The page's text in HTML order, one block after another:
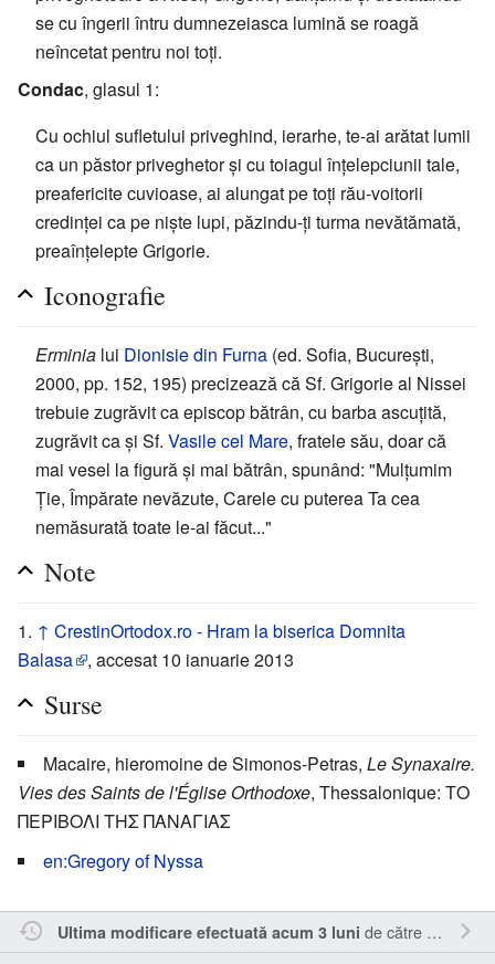
se cu îngerii întru dumnezeiasca lumină se roagă
neîncetat pentru noi toți.
Condac, glasul 1:
Cu ochiul sufletului priveghind, ierarhe, te-ai arătat lumii
ca un păstor priveghetor și cu toiagul înțelepciunii tale,
preafericite cuvioase, ai alungat pe toți rău-voitorii
credinței ca pe niște lupi, păzindu-ți turma nevătămată,
preaînțelepte Grigorie.
Iconografie
Erminia lui Dionisie din Furna (ed. Sofia, București,
2000, pp. 152, 195) precizează că Sf. Grigorie al Nissei
trebuie zugrăvit ca episcop bătrân, cu barba ascuțită,
zugrăvit ca și Sf. Vasile cel Mare, fratele său, doar că
mai vesel la figură și mai bătrân, spunând: "Mulțumim
Ție, Împărate nevăzute, Carele cu puterea Ta cea
nemăsurată toate le-ai făcut..."
Note
↑ CrestinOrtodox.ro - Hram la biserica Domnita
Balasa
, accesat 10 ianuarie 2013
Surse
Macaire, hieromoine de Simonos-Petras, Le Synaxaire.
Vies des Saints de l'Église Orthodoxe, Thessalonique: ΤΟ
ΠΕΡΙΒΟΛΙ ΤΗΣ ΠΑΝΑΓΙΑΣ
en:Gregory of Nyssa
Ultima modificare efectuată acum 3 luni de către Inistea